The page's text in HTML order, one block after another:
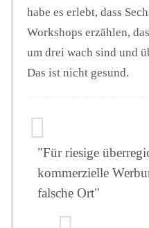
habe es erlebt, dass
Workshops erzählen,
um drei wach sind und
Das ist nicht gesund.
"Für riesige
kommerzielle
falsche Ort"